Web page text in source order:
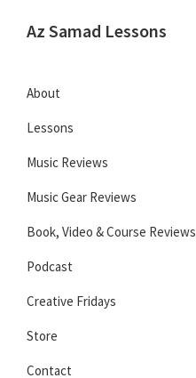
navigation
content
sidebar
Az Samad Lessons
and
Music
Lessons
About
Lessons
Music Reviews
Music Gear Reviews
Book, Video & Course Reviews
Podcast
Creative Fridays
Store
Contact